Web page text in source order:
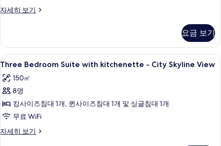
View
진
모
두
보
기
자세히 보기
Two
kitchenette
City
View
자
히
보
요금 보기
Three
Bedroom
Suite
with
kitchenette
-
City
Skyline
케이블 채널 시청이 가능한 42인치 TV
17
Three Bedroom Suite with kitchenette - City Skyline View
150㎡
8명
킹사이즈침대 1개, 퀸사이즈침대 1개 및 싱글침대 1개
무료 WiFi
자세히 보기
Three